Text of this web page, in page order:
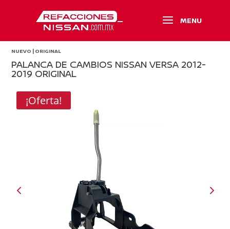
NUEVO | ORIGINAL
PALANCA DE CAMBIOS NISSAN VERSA 2012-
2019 ORIGINAL
¡Oferta!